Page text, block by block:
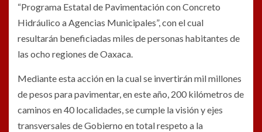
“Programa Estatal de Pavimentación con Concreto
Hidráulico a Agencias Municipales”, con el cual
resultarán beneficiadas miles de personas habitantes de
las ocho regiones de Oaxaca.
Mediante esta acción en la cual se invertirán mil millones
de pesos para pavimentar, en este año, 200 kilómetros de
caminos en 40 localidades, se cumple la visión y ejes
transversales de Gobierno en total respeto a la